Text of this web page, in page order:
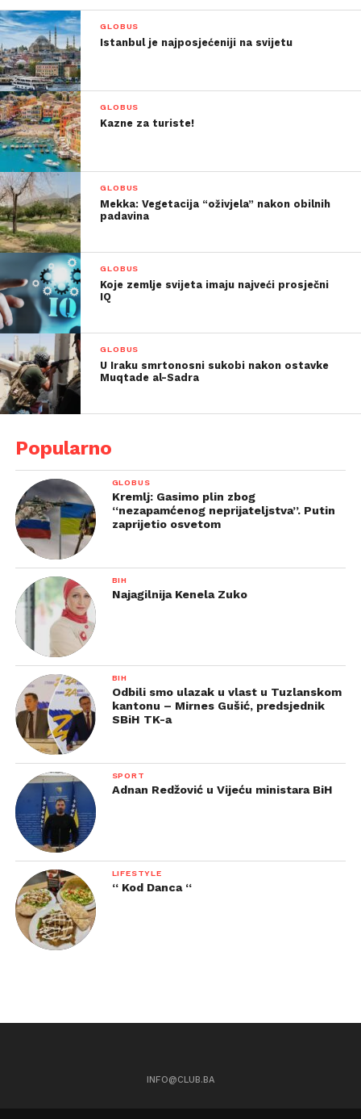
GLOBUS
Istanbul je najposjećeniji na svijetu
GLOBUS
Kazne za turiste!
GLOBUS
Mekka: Vegetacija “oživjela” nakon obilnih
padavina
GLOBUS
Koje zemlje svijeta imaju najveći prosječni
IQ
GLOBUS
U Iraku smrtonosni sukobi nakon ostavke
Muqtade al-Sadra
Popularno
GLOBUS
Kremlj: Gasimo plin zbog
“nezapamćenog neprijateljstva”. Putin
zaprijetio osvetom
BIH
Najagilnija Kenela Zuko
BIH
Odbili smo ulazak u vlast u Tuzlanskom
kantonu – Mirnes Gušić, predsjednik
SBiH TK-a
SPORT
Adnan Redžović u Vijeću ministara BiH
LIFESTYLE
“ Kod Danca “
INFO@CLUB.BA